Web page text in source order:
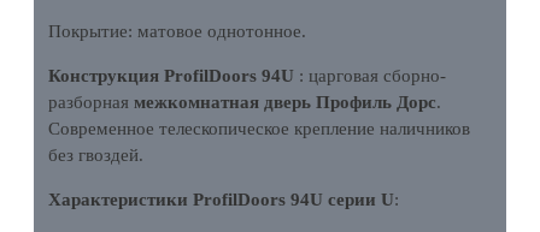
Покрытие: матовое однотонное.
Конструкция ProfilDoors 94U : царговая сборно-
разборная межкомнатная дверь Профиль Дорс.
Современное телескопическое крепление наличников
без гвоздей.
Характеристики ProfilDoors 94U серии U: